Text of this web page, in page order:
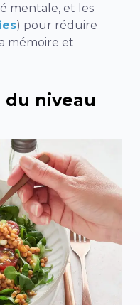
mentale, et les
) pour réduire
mémoire et
niveau